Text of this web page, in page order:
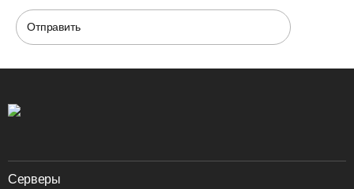
Отправить
Серверы